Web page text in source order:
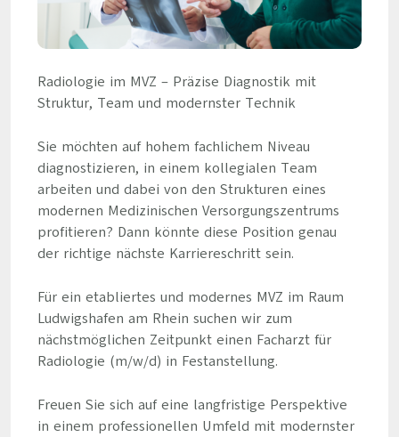
Radiologie im MVZ – Präzise Diagnostik mit
Struktur, Team und modernster Technik
Sie möchten auf hohem fachlichem Niveau
diagnostizieren, in einem kollegialen Team
arbeiten und dabei von den Strukturen eines
modernen Medizinischen Versorgungszentrums
profitieren? Dann könnte diese Position genau
der richtige nächste Karriereschritt sein.
Für ein etabliertes und modernes MVZ im Raum
Ludwigshafen am Rhein suchen wir zum
nächstmöglichen Zeitpunkt einen Facharzt für
Radiologie (m/w/d) in Festanstellung.
Freuen Sie sich auf eine langfristige Perspektive
in einem professionellen Umfeld mit modernster